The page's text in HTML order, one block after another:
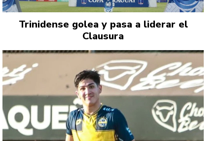
Trinidense golea y pasa a liderar el
Clausura